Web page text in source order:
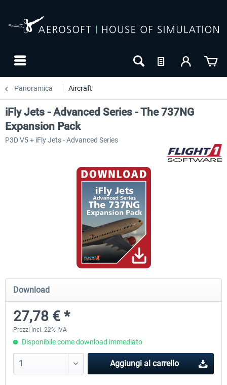
Panoramica Aircraft
A320 Family professional Bundle Aerosoft A320/A321
iFly Jets - Advanced Series - The 737NG
Expansion Pack
P3D V5 + iFly Jets - Advanced Series
Download
27,78 € *
Prezzi incl. 22% IVA
Disponibile come download immediato
Aggiungi al carrello